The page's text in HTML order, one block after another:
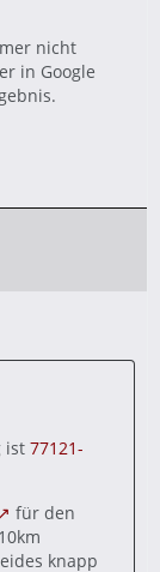
nicht
in Google
ist 77121-
für den
knapp